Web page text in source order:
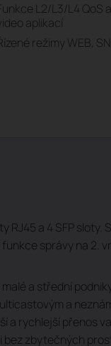
L2/L3/L4 QoS
aplikací
režimy WEB,
a 4 SFP
správy na 2.
a střední
a
a rychlejší přenos
zbytečných